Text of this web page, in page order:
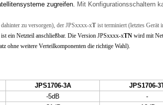
zugreifen. Mit Konfigurationsschaltern
zu versorgen), der JPSxxxx-xT ist terminiert (letztes Gerät
ein Netzteil anschließbar. Die Version JPSxxxx-xTN wird mit
ohne weitere Verteilkomponenten die richtige Wahl).
JPS1706-3A JPS1706-
-5dB -